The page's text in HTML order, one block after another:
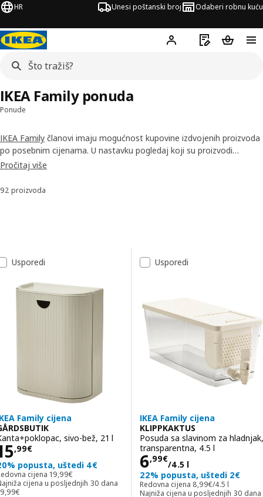
HR Unesi poštanski broj Odaberi robnu kuću
Hej! Prijavi se
Popis zaKošarica
Ponude
IKEA Family ponuda
IKEA Family članovi imaju mogućnost kupovine izdvojenih proizvoda
po posebnim cijenama. U nastavku pogledaj koji su proizvodi
trenutno na IKEA Family ponudi. Ponuda je dostupna u navedenom
Business Network
Pročitaj više
Sortiraj i filtriraj
92 proizvoda
Popis rezultata
Usporedi
Family cijena
sivo-bež, 21 l
,99€ 15,99€
popusta, uštedi 4€
cijena 19,99€
Redovna cijena 19,99€
cijena u posljednjih 30 dana
,99€ cijena u posljednjih 30 dana 19,99€
Usporedi
IKEA Family cijena
KLIPPKAKTUS
Posuda sa slavinom za hladnjak,
transparentna, 4.5 l
6,99€
/4.5 l
Cijena 6,99€/
22% popusta, uštedi 2€
Redovna cijena 8,99€/4.5 l
Redovna cijena
Najniža cijena u posljednjih 30 dana